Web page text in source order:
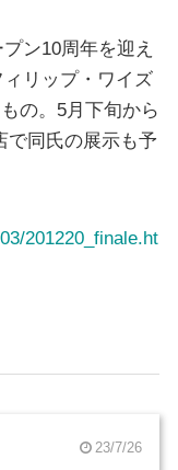
ン10周年を迎え
リップ・ワイズ
の。5月下旬から
で同氏の展示も予
201220_finale.ht
23/7/26